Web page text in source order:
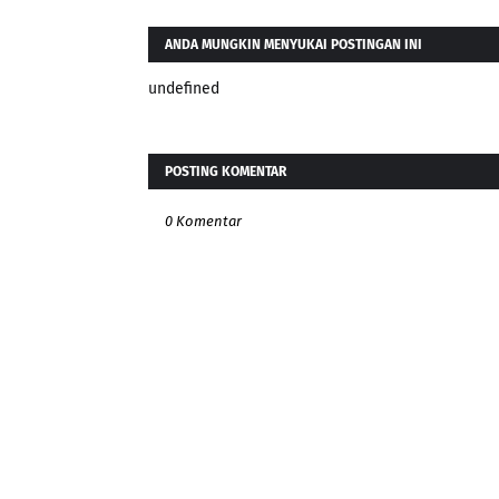
ANDA MUNGKIN MENYUKAI POSTINGAN INI
undefined
POSTING KOMENTAR
0 Komentar